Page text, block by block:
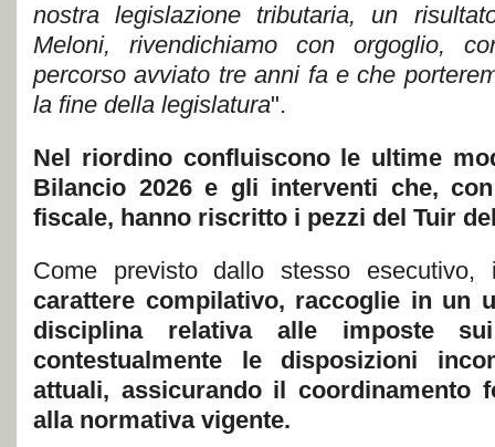
nostra legislazione tributaria, un
Meloni, rivendichiamo con orgoglio,
percorso avviato tre anni fa e che
la fine della legislatura".
Nel riordino confluiscono le ultime
Bilancio 2026 e gli interventi che,
fiscale, hanno riscritto i pezzi del Tuir
Come previsto dallo stesso esecutivo,
carattere compilativo, raccoglie in un
disciplina relativa alle imposte
contestualmente le disposizioni
attuali, assicurando il coordinamento
alla normativa vigente.